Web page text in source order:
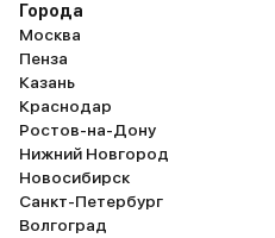
Города
Москва
Пенза
Казань
Краснодар
Ростов-на-Дону
Нижний Новгород
Новосибирск
Санкт-Петербург
Волгоград